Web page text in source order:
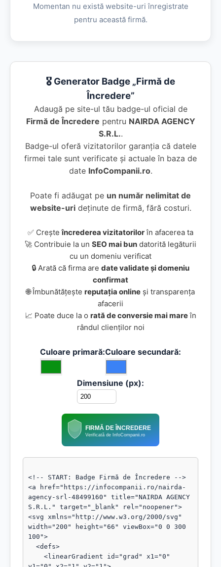
Momentan nu există website-uri înregistrate
pentru această firmă.
🎖️ Generator Badge „Firmă de
Încredere”
Adaugă pe site-ul tău badge-ul oficial de
Firmă de Încredere pentru NAIRDA AGENCY
S.R.L..
Badge-ul oferă vizitatorilor garanția că datele
firmei tale sunt verificate și actuale în baza de
date InfoCompanii.ro.
Poate fi adăugat pe un număr nelimitat de
website-urideținute de firmă, fără costuri.
✅ Creșteîncrederea vizitatorilorîn afacerea ta
🚀 Contribuie la un SEO mai bun datorită legăturii
cu un domeniu verificat
🔒 Arată că firma are date validate și domeniu
confirmat
🌐 Îmbunătățește reputația online și transparența
afacerii
📈 Poate duce la o rată de conversie mai mareîn
rândul clienților noi
Culoare primară:Culoare secundară:
Dimensiune (px):
FIRMĂ DE ÎNCREDERE
Verificată de InfoCompanii.ro
<!-- START: Badge Firmă de Încredere -->
<a href="https://infocompanii.ro/nairda-
agency-srl-48499160" title="NAIRDA AGENCY
S.R.L." target="_blank" rel="noopener">
<svg xmlns="http://www.w3.org/2000/svg"
width="200" height="66" viewBox="0 0 300
100">